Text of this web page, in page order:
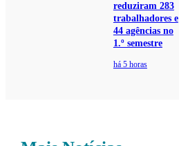
reduziram 283
trabalhadores e
44 agências no
1.º semestre
há 5 horas